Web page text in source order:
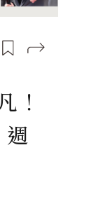
！
週